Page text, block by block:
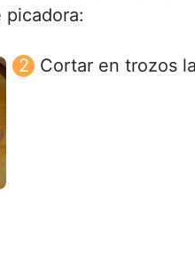
picadora:
Cortar en trozos